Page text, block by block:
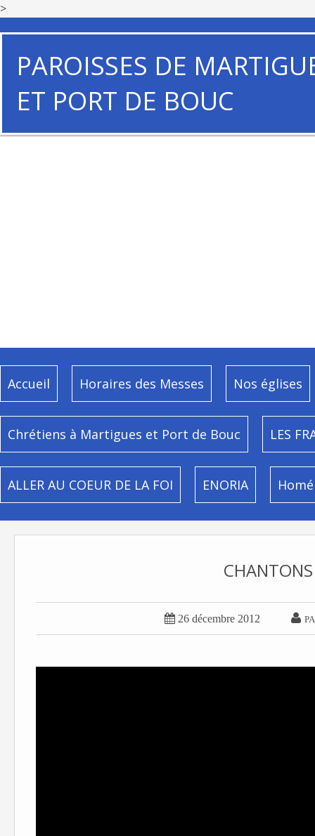
>
PAROISSES DE
ET PORT DE BOUC
Accueil Horaires des Messes Nos églises
Chrétiens à Martigues et Port de Bouc LES
ALLER AU COEUR DE LA FOI ENORIA
 26 décembre 2012 